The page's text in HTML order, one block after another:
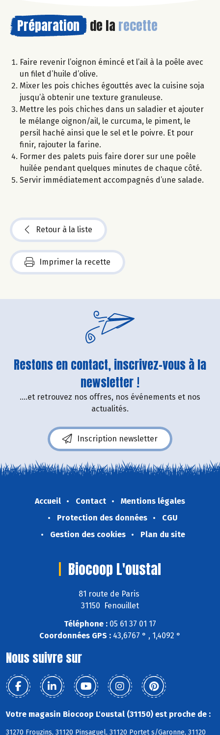
Préparation de la recette
Faire revenir l’oignon émincé et l’ail à la poêle avec
un filet d’huile d’olive.
Mixer les pois chiches égouttés avec la cuisine soja
jusqu’à obtenir une texture granuleuse.
Mettre les pois chiches dans un saladier et ajouter
le mélange oignon/ail, le curcuma, le piment, le
persil haché ainsi que le sel et le poivre. Et pour
finir, rajouter la farine.
Former des palets puis faire dorer sur une poêle
huilée pendant quelques minutes de chaque côté.
Servir immédiatement accompagnés d’une salade.
Retour à la liste
Imprimer la recette
Restons en contact, inscrivez-vous à la
newsletter !
....et retrouvez nos offres, nos événements et nos
actualités.
Inscription newsletter
Accueil Contact
Mentions légales
Protection des données
CGU
Gestion des cookies
Plan du site
Biocoop L'oustal
81 route de Paris
31150 Fenouillet
Téléphone : 05 61 37 01 17
Coordonnées GPS : 43,6767 ° , 1,4092 °
Nous suivre sur
Votre magasin Biocoop L'oustal (31150) est proche de :
31270 Frouzins, 31120 Pinsaguel, 31120 Portet s/Garonne, 31120